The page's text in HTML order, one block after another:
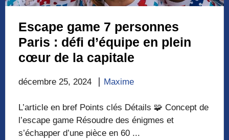
Escape game 7 personnes
Paris : défi d’équipe en plein
cœur de la capitale
décembre 25, 2024 Maxime
L’article en bref Points clés Détails 🧩 Concept de
l’escape game Résoudre des énigmes et
s’échapper d’une pièce en 60 ...